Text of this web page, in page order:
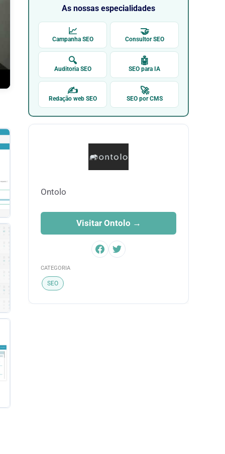
As nossas especialidades
📈
Campanha SEO
🤝
Consultor SEO
🔍
Auditoria SEO
🤖
SEO para IA
✍
Redação web SEO
🚀
SEO por CMS
Ontolo
Visitar Ontolo →
CATEGORIA
SEO